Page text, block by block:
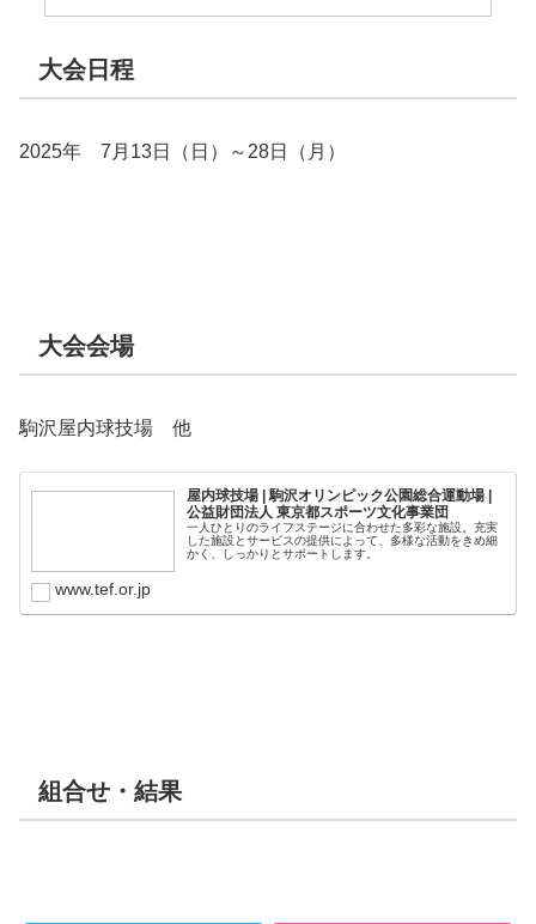
大会日程
2025年 7月13日（日）～28日（月）
大会会場
駒沢屋内球技場 他
屋内球技場 | 駒沢オリンピック公園総合運動場 |
公益財団法人 東京都スポーツ文化事業団
一人ひとりのライフステージに合わせた多彩な施設。充実
した施設とサービスの提供によって、多様な活動をきめ細
かく、しっかりとサポートします。
www.tef.or.jp
組合せ・結果